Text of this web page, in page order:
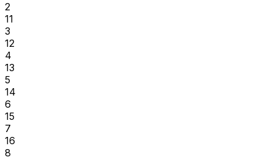
2
11
3
12
4
13
5
14
6
15
7
16
8